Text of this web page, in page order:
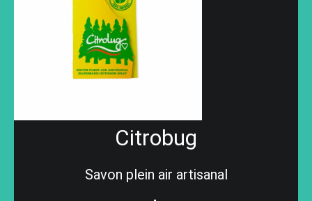
Citrobug
Savon plein air artisanal